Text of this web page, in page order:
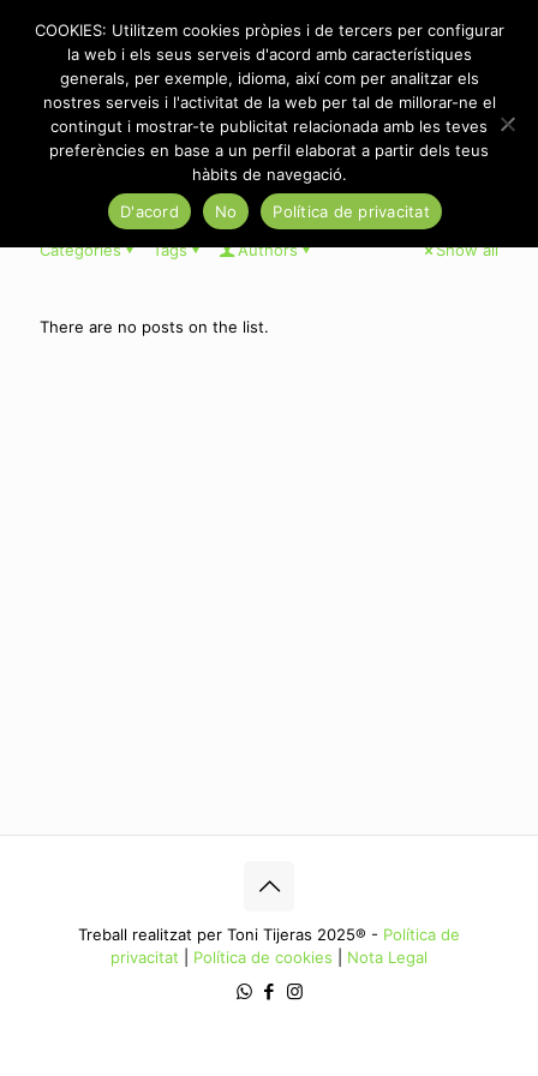
Você tem a possibilidade de expandir a imagem pra uraian
cheia ou assisti-la em um miniplayer. –
Categories Tags Authors Show all
There are no posts on the list.
Treball realitzat per Toni Tijeras 2025® - Política de
privacitat
Política de cookies Nota Legal
COOKIES: Utilitzem cookies pròpies i de tercers per configurar
la web i els seus serveis d'acord amb característiques
generals, per exemple, idioma, així com per analitzar els
nostres serveis i l'activitat de la web per tal de millorar-ne el
contingut i mostrar-te publicitat relacionada amb les teves
preferències en base a un perfil elaborat a partir dels teus
hàbits de navegació.
D'acord
No Política de privacitat